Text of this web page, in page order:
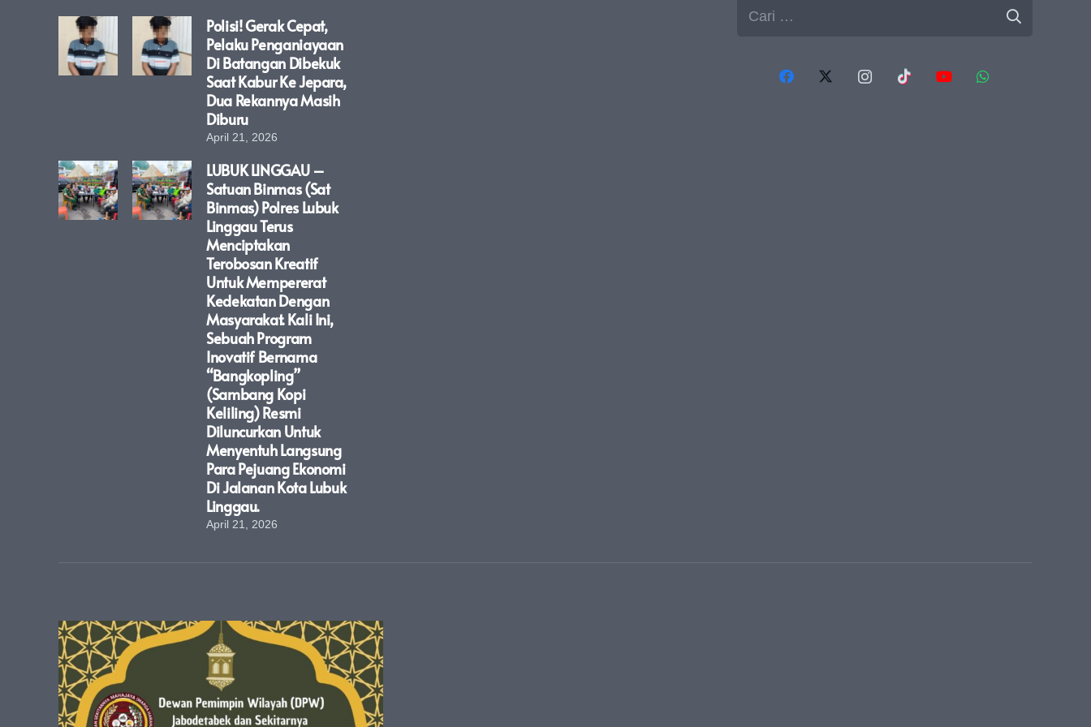
Polisi! Gerak Cepat,
Pelaku Penganiayaan
Di Batangan Dibekuk
Saat Kabur Ke Jepara,
Dua Rekannya Masih
Diburu
April 21, 2026
LUBUK LINGGAU –
Satuan Binmas (Sat
Binmas) Polres Lubuk
Linggau Terus
Menciptakan
Terobosan Kreatif
Untuk Mempererat
Kedekatan Dengan
Masyarakat. Kali Ini,
Sebuah Program
Inovatif Bernama
“Bangkopling”
(Sambang Kopi
Keliling) Resmi
Diluncurkan Untuk
Menyentuh Langsung
Para Pejuang Ekonomi
Di Jalanan Kota Lubuk
Linggau.
April 21, 2026